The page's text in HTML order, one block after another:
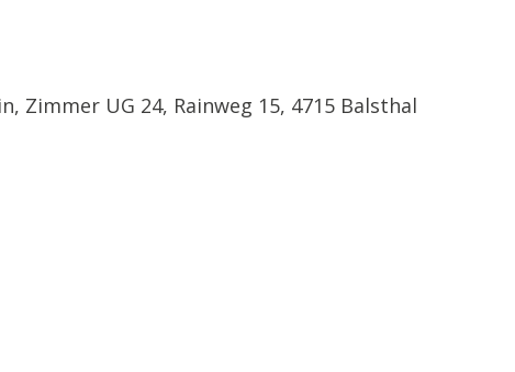
Zimmer UG 24, Rainweg 15, 4715 Balsthal